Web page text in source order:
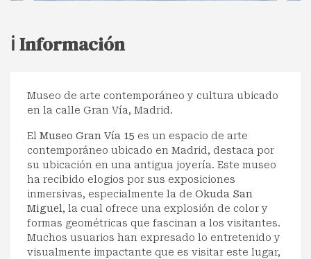
ℹ️ Información
Museo de arte contemporáneo y cultura ubicado
en la calle Gran Vía, Madrid.
El Museo Gran Vía 15 es un espacio de arte
contemporáneo ubicado en Madrid, destaca por
su ubicación en una antigua joyería. Este museo
ha recibido elogios por sus exposiciones
inmersivas, especialmente la de Okuda San
Miguel, la cual ofrece una explosión de color y
formas geométricas que fascinan a los visitantes.
Muchos usuarios han expresado lo entretenido y
visualmente impactante que es visitar este lugar,